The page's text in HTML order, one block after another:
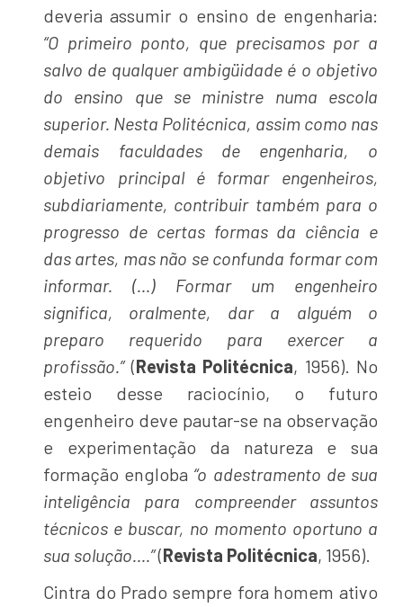
deveria assumir o ensino de engenharia:
“O primeiro ponto, que precisamos por a
salvo de qualquer ambigüidade é o objetivo
do ensino que se ministre numa escola
superior. Nesta Politécnica, assim como nas
demais faculdades de engenharia, o
objetivo principal é formar engenheiros,
subdiariamente, contribuir também para o
progresso de certas formas da ciência e
das artes, mas não se confunda formar com
informar. (…) Formar um engenheiro
significa, oralmente, dar a alguém o
preparo requerido para exercer a
profissão.”(Revista Politécnica, 1956). No
esteio desse raciocínio, o futuro
engenheiro deve pautar-se na observação
e experimentação da natureza e sua
formação engloba “o adestramento de sua
inteligência para compreender assuntos
técnicos e buscar, no momento oportuno a
sua solução….”(Revista Politécnica, 1956).
Cintra do Prado sempre fora homem ativo